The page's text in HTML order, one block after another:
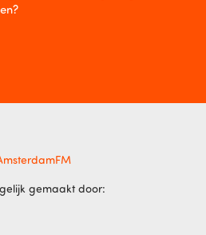
gemaakt door: